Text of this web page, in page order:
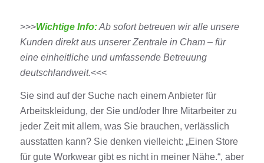
>>>Wichtige Info:Ab sofort betreuen wir alle unsere
Kunden direkt aus unserer Zentrale in Cham – für
eine einheitliche und umfassende Betreuung
deutschlandweit.<<<
Sie sind auf der Suche nach einem Anbieter für
Arbeitskleidung, der Sie und/oder Ihre Mitarbeiter zu
jeder Zeit mit allem, was Sie brauchen, verlässlich
ausstatten kann? Sie denken vielleicht: „Einen Store
für gute Workwear gibt es nicht in meiner Nähe.“, aber